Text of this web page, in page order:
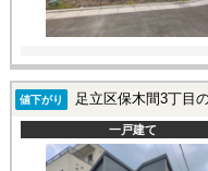
値下がり 足立区保木間3丁目
一戸建て